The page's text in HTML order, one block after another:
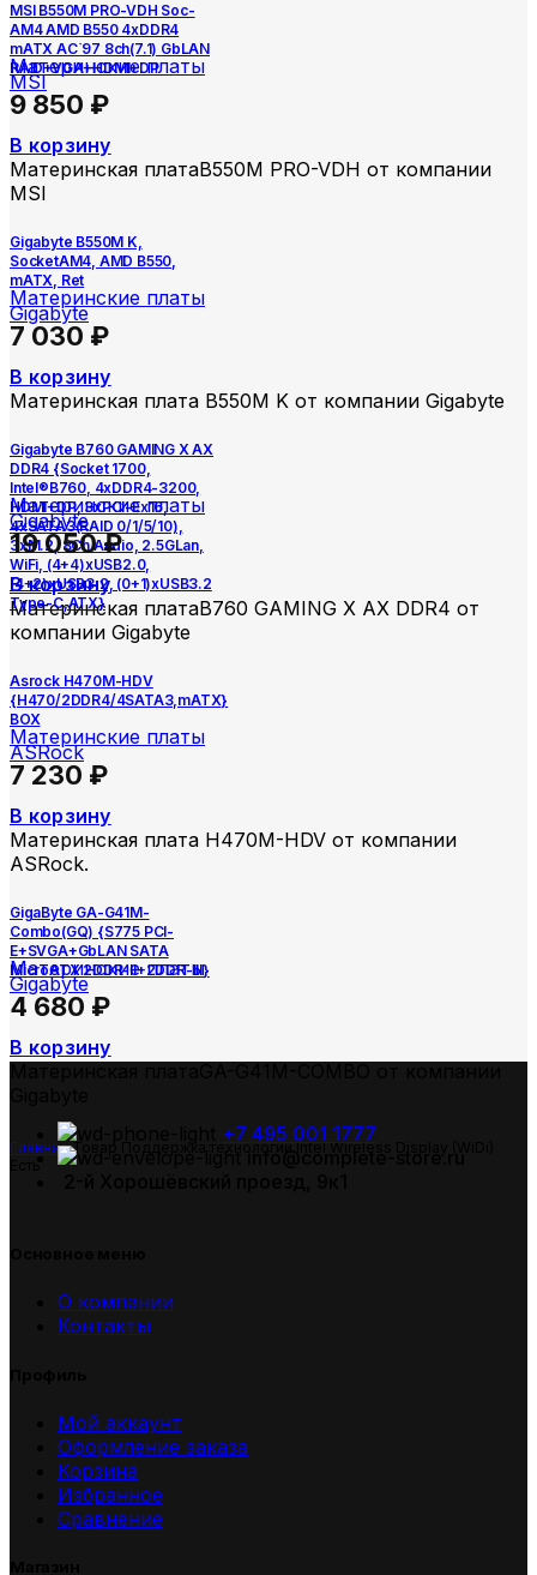
MSI B550M PRO-VDH Soc-
AM4 AMD B550 4xDDR4
mATX AC`97 8ch(7.1) GbLAN
RAID+VGA+HDMI+DP
Материнские платы
MSI
9 850 ₽
В корзину
Материнская платаB550M PRO-VDH от компании
MSI
Gigabyte B550M K,
SocketAM4, AMD B550,
mATX, Ret
Материнские платы
Gigabyte
7 030 ₽
В корзину
Материнская плата B550M K от компании Gigabyte
Gigabyte B760 GAMING X AX
DDR4 {Socket 1700,
Intel®B760, 4xDDR4-3200,
HDMI+DP, 3xPCI-Ex16,
4xSATA3(RAID 0/1/5/10),
3xM.2, 8Ch Audio, 2.5GLan,
WiFi, (4+4)xUSB2.0,
(4+2)xUSB3.2, (0+1)xUSB3.2
Type-C,ATX}
Материнские платы
Gigabyte
19 050₽
В корзину
Материнская платаB760 GAMING X AX DDR4 от
компании Gigabyte
Asrock H470M-HDV
{H470/2DDR4/4SATA3,mATX}
BOX
Материнские платы
ASRock
7 230 ₽
В корзину
Материнская плата H470M-HDV от компании
ASRock.
GigaByte GA-G41M-
Combo(GQ) {S775 PCI-
E+SVGA+GbLAN SATA
MicroATX 2DDR-II+2DDR-III}
Материнские платы
Gigabyte
4 680 ₽
В корзину
ГлавнаяТовар Поддержка технологии Intel Wireless Display (WiDi)
+7 495 001 1777
О компании
Контакты
Мой аккаунт
Оформление заказа
Корзина
Избранное
Сравнение